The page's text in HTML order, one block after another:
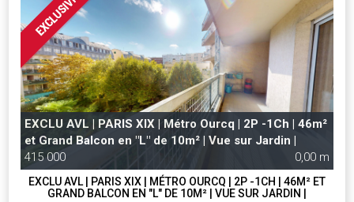
EXCLU AVL | PARIS XIX | Métro Ourcq | 2P -1Ch | 46m²
et Grand Balcon en "L" de 10m² | Vue sur Jardin |
415 000
0,00 m
EXCLU AVL | PARIS XIX | MÉTRO OURCQ | 2P -1CH | 46M² ET
GRAND BALCON EN "L" DE 10M² | VUE SUR JARDIN |